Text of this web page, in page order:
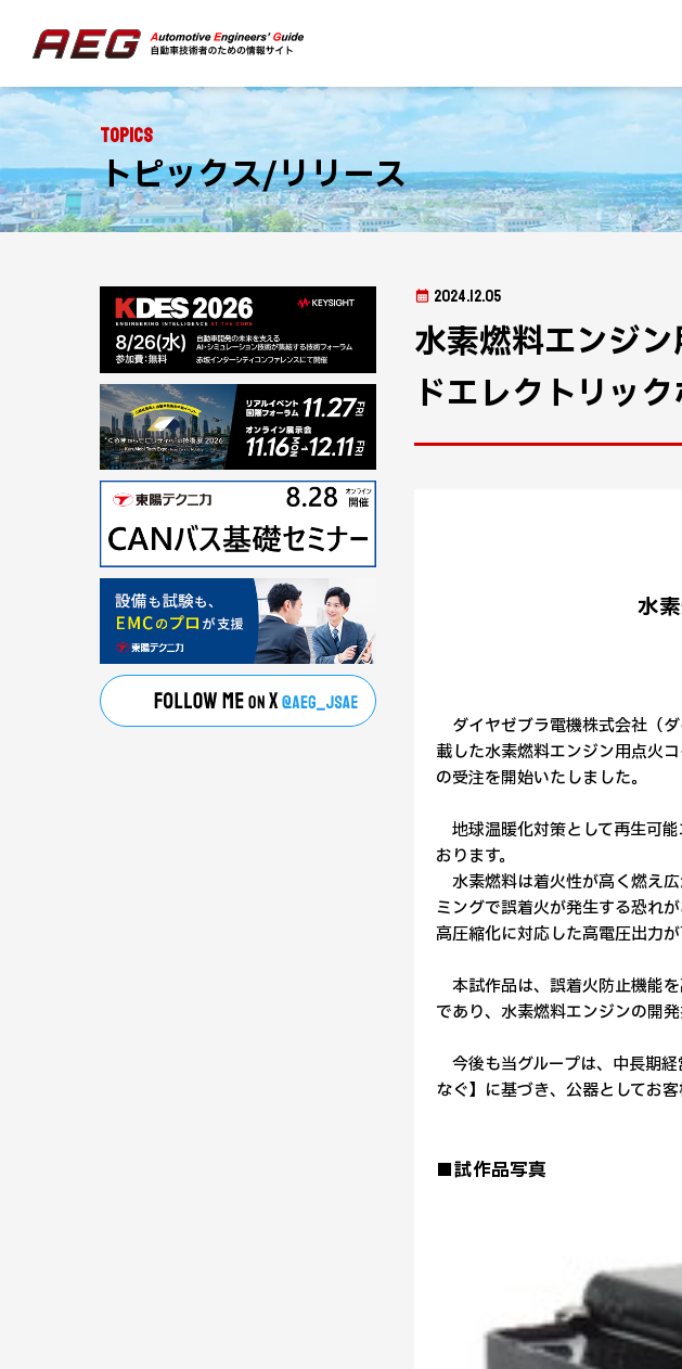
Topics
トピックス/リリース
2024.12.05
水素燃料エンジ
ドエレクトリッ
水
ダイヤゼブラ電機株式会社（
載した水素燃料エンジン用点火
の受注を開始いたしました。
地球温暖化対策として再生可
おります。
水素燃料は着火性が高く燃え
ミングで誤着火が発生する恐れ
高圧縮化に対応した高電圧出力
本試作品は、誤着火防止機能
であり、水素燃料エンジンの開
今後も当グループは、中長期
なぐ】に基づき、公器としてお
■試作品写真